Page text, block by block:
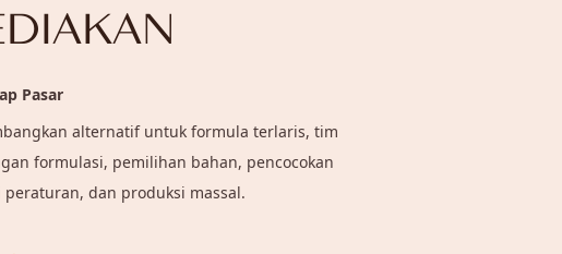
Pasar
alternatif untuk formula terlaris, tim
formulasi, pemilihan bahan, pencocokan
dan produksi massal.